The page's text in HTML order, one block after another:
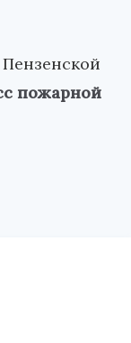
пожарной